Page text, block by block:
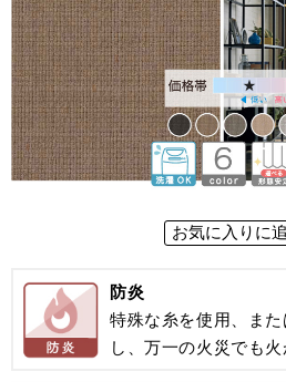
お気に入りに
防炎
特殊な糸を使用、ま
し、万一の火災でも